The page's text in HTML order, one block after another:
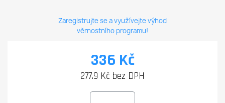
Zaregistrujte se a využívejte výhod
věrnostního programu!
336 Kč
277.9 Kč bez DPH